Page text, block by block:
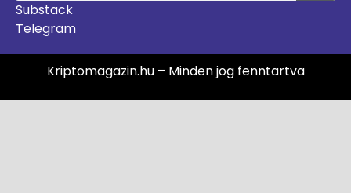
Substack
Telegram
Kriptomagazin.hu – Minden jog fenntartva